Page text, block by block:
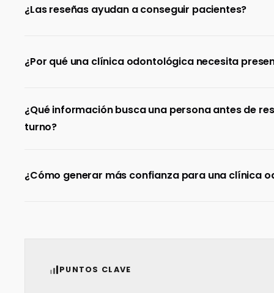
¿Las reseñas ayudan a conseguir pacientes?
¿Por qué una clínica odontológica necesita
¿Qué información busca una persona antes de
turno?
¿Cómo generar más confianza para una clínica
PUNTOS CLAVE